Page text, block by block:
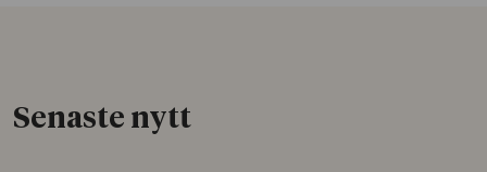
Senaste nytt